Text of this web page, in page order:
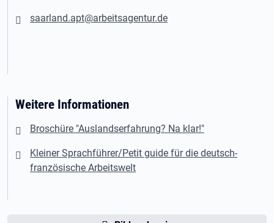
saarland.apt@arbeitsagentur.de
Weitere Informationen
Broschüre "Auslandserfahrung? Na klar!"
Kleiner Sprachführer/Petit guide für die deutsch-
französische Arbeitswelt